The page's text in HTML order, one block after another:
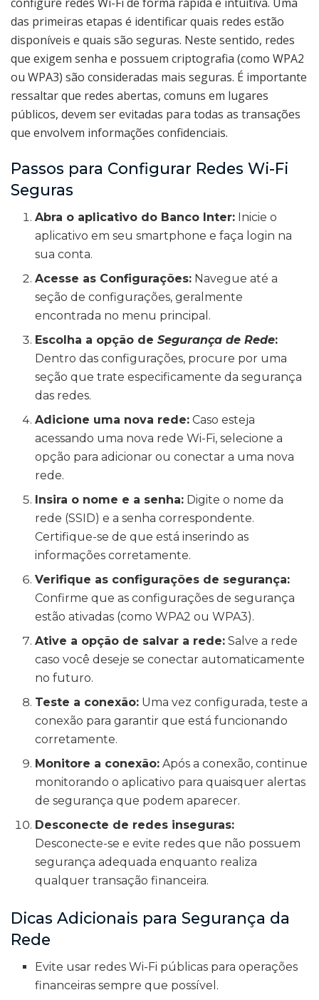
configure redes Wi-Fi de forma rápida e intuitiva. Uma
das primeiras etapas é identificar quais redes estão
disponíveis e quais são seguras. Neste sentido, redes
que exigem senha e possuem criptografia (como WPA2
ou WPA3) são consideradas mais seguras. É importante
ressaltar que redes abertas, comuns em lugares
públicos, devem ser evitadas para todas as transações
que envolvem informações confidenciais.
Passos para Configurar Redes Wi-Fi
Seguras
Abra o aplicativo do Banco Inter: Inicie o
aplicativo em seu smartphone e faça login na
sua conta.
Acesse as Configurações: Navegue até a
seção de configurações, geralmente
encontrada no menu principal.
Escolha a opção deSegurança de Rede:
Dentro das configurações, procure por uma
seção que trate especificamente da segurança
das redes.
Adicione uma nova rede: Caso esteja
acessando uma nova rede Wi-Fi, selecione a
opção para adicionar ou conectar a uma nova
rede.
Insira o nome e a senha: Digite o nome da
rede (SSID) e a senha correspondente.
Certifique-se de que está inserindo as
informações corretamente.
Verifique as configurações de segurança:
Confirme que as configurações de segurança
estão ativadas (como WPA2 ou WPA3).
Ative a opção de salvar a rede: Salve a rede
caso você deseje se conectar automaticamente
no futuro.
Teste a conexão: Uma vez configurada, teste a
conexão para garantir que está funcionando
corretamente.
Monitore a conexão: Após a conexão, continue
monitorando o aplicativo para quaisquer alertas
de segurança que podem aparecer.
Desconecte de redes inseguras:
Desconecte-se e evite redes que não possuem
segurança adequada enquanto realiza
qualquer transação financeira.
Dicas Adicionais para Segurança da
Rede
Evite usar redes Wi-Fi públicas para operações
financeiras sempre que possível.